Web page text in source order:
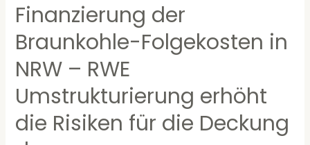
Finanzierung der
Braunkohle-Folgekosten in
NRW – RWE
Umstrukturierung erhöht
die Risiken für die Deckung